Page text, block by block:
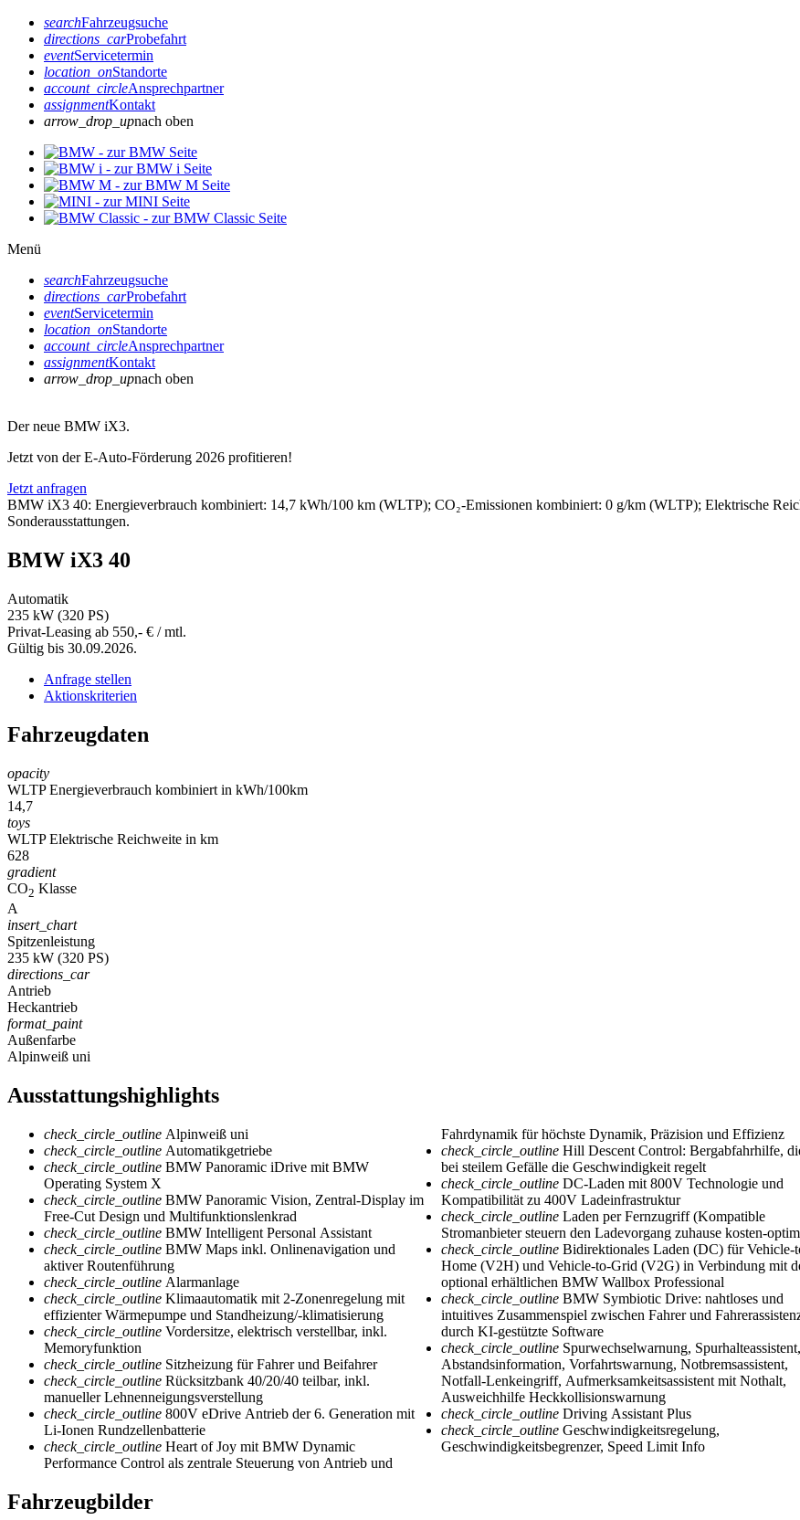
searchFahrzeugsuche
directions_carProbefahrt
eventServicetermin
location_onStandorte
account_circleAnsprechpartner
assignmentKontakt
arrow_drop_upnach oben
Menü
searchFahrzeugsuche
directions_carProbefahrt
eventServicetermin
location_onStandorte
account_circleAnsprechpartner
assignmentKontakt
arrow_drop_upnach oben
Der neue BMW iX3.
Jetzt von der E-Auto-Förderung 2026 profitieren!
Jetzt anfragen
BMW iX3 40: Energieverbrauch kombiniert: 14,7 kWh/100 km (WLTP); CO₂-Emissionen kombiniert: 0 g/km (WLTP); Elektrische
Sonderausstattungen.
BMW iX3 40
Automatik
235 kW (320 PS)
Privat-Leasing ab 550,- € / mtl.
Gültig bis 30.09.2026.
Anfrage stellen
Aktionskriterien
Fahrzeugdaten
opacity
WLTP Energieverbrauch kombiniert in kWh/100km
14,7
toys
WLTP Elektrische Reichweite in km
628
gradient
CO2 Klasse
A
insert_chart
Spitzenleistung
235 kW (320 PS)
directions_car
Antrieb
Heckantrieb
format_paint
Außenfarbe
Alpinweiß uni
Ausstattungshighlights
check_circle_outline Alpinweiß uni
check_circle_outline Automatikgetriebe
check_circle_outline BMW Panoramic iDrive mit BMW
Operating System X
check_circle_outline BMW Panoramic Vision, Zentral-Display im
Free-Cut Design und Multifunktionslenkrad
check_circle_outline BMW Intelligent Personal Assistant
check_circle_outline BMW Maps inkl. Onlinenavigation und
aktiver Routenführung
check_circle_outline Alarmanlage
check_circle_outline Klimaautomatik mit 2-Zonenregelung mit
effizienter Wärmepumpe und Standheizung/-klimatisierung
check_circle_outline Vordersitze, elektrisch verstellbar, inkl.
Memoryfunktion
check_circle_outline Sitzheizung für Fahrer und Beifahrer
check_circle_outline Rücksitzbank 40/20/40 teilbar, inkl.
manueller Lehnenneigungsverstellung
check_circle_outline 800V eDrive Antrieb der 6. Generation mit
Li-Ionen Rundzellenbatterie
check_circle_outline Heart of Joy mit BMW Dynamic
Performance Control als zentrale Steuerung von Antrieb und
Fahrdynamik für höchste Dynamik, Präzision und Effizienz
check_circle_outlineHill Descent Control: Bergabfahrhilfe,
bei steilem Gefälle die Geschwindigkeit regelt
check_circle_outlineDC-Laden mit 800V Technologie und
Kompatibilität zu 400V Ladeinfrastruktur
check_circle_outlineLaden per Fernzugriff (Kompatible
Stromanbieter steuern den Ladevorgang zuhause kosten-
check_circle_outlineBidirektionales Laden (DC) für Vehicle-
Home (V2H) und Vehicle-to-Grid (V2G) in Verbindung mit
optional erhältlichen BMW Wallbox Professional
check_circle_outlineBMW Symbiotic Drive: nahtloses und
intuitives Zusammenspiel zwischen Fahrer und
durch KI-gestützte Software
check_circle_outlineSpurwechselwarnung, Spurhalteassistent,
Abstandsinformation, Vorfahrtswarnung, Notbremsassistent,
Notfall-Lenkeingriff, Aufmerksamkeitsassistent mit Nothalt,
Ausweichhilfe Heckkollisionswarnung
check_circle_outlineDriving Assistant Plus
check_circle_outlineGeschwindigkeitsregelung,
Geschwindigkeitsbegrenzer, Speed Limit Info
Fahrzeugbilder